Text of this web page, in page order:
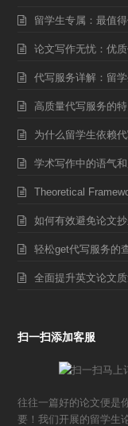
留学生专属：最值
论文写作无忧：优
代写服务详解：留
高质量代写服务的
为什么留学生依赖
学术写作中的语气
Theoretical
如何有效避免论文
轻松get代写服务的
全面提升英文论文
扫一扫添加客服
往往一篇好的论文便是
要！我们开展的留学生